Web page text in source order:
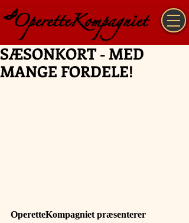
SÆSONKORT - MED
MANGE FORDELE!
OperetteKompagniet præsenterer